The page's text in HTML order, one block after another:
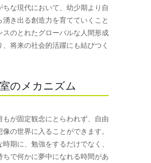
ちな現代において、幼少期より自
湧き出る創造力を育てていくこと
スのとれたグローバルな人間形成
、将来の社会的活躍にも結びつく
のメカニズム
もが固定観念にとらわれず、自由
像の世界に入ることができます。
期に、勉強をするだけでなく、
ちで何かに夢中になれる時間があ